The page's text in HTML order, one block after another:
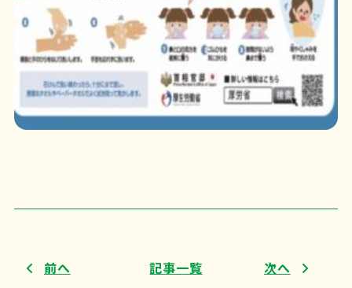
前へ 記事一覧 次へ